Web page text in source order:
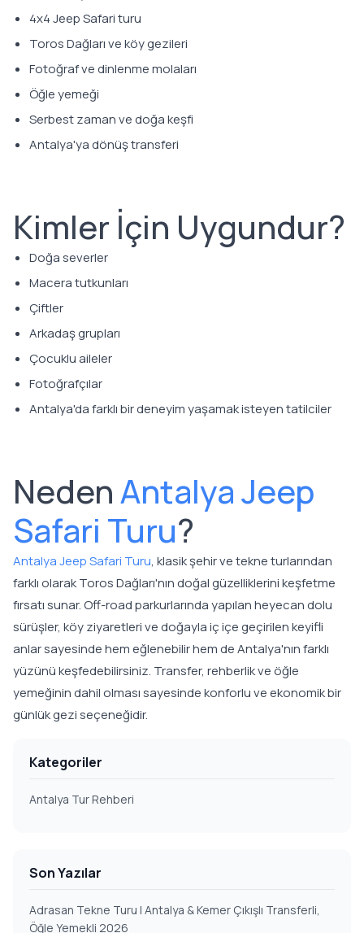
4x4 Jeep Safari turu
Toros Dağları ve köy gezileri
Fotoğraf ve dinlenme molaları
Öğle yemeği
Serbest zaman ve doğa keşfi
Antalya'ya dönüş transferi
Kimler İçin Uygundur?
Doğa severler
Macera tutkunları
Çiftler
Arkadaş grupları
Çocuklu aileler
Fotoğrafçılar
Antalya'da farklı bir deneyim yaşamak isteyen tatilciler
NedenAntalya Jeep
Safari Turu?
Antalya Jeep Safari Turu, klasik şehir ve tekne turlarından
farklı olarak Toros Dağları'nın doğal güzelliklerini keşfetme
fırsatı sunar. Off-road parkurlarında yapılan heyecan dolu
sürüşler, köy ziyaretleri ve doğayla iç içe geçirilen keyifli
anlar sayesinde hem eğlenebilir hem de Antalya'nın farklı
yüzünü keşfedebilirsiniz. Transfer, rehberlik ve öğle
yemeğinin dahil olması sayesinde konforlu ve ekonomik bir
günlük gezi seçeneğidir.
Kategoriler
Antalya Tur Rehberi
Son Yazılar
Adrasan Tekne Turu | Antalya & Kemer Çıkışlı Transferli,
Öğle Yemekli 2026